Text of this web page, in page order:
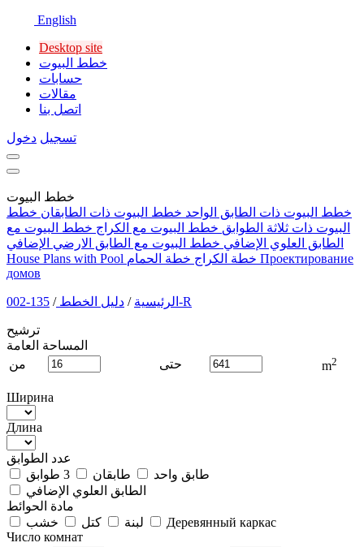
English
Desktop site
خطط البيوت
حسابات
مقالات
اتصل بنا
تسجيل دخول
خطط البيوت
خطط البيوت ذات الطابق الواحد خطط البيوت ذات الطابقان خطط
البيوت ذات ثلاثة الطوابق خطط البيوت مع الكراج خطط البيوت مع
الطابق العلوي الإضافي خطط البيوت مع الطابق الارضي الإضافي
House Plans with Pool
خطة الكراج خطة الحمام
Проектирование
домов
الرئيسية / دليل الخطط / 135-002-R
ترشيح
المساحة العامة
من
حتى m2
Ширина
Длина
عدد الطوابق
طابق واحد
طابقان
الطابق العلوي الإضافي
مادة الحوائط
لبنة
كتل خشب
Деревянный каркас
Число комнат